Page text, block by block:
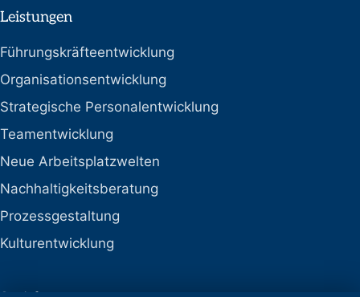
Leistungen
Führungskräfteentwicklung
Organisationsentwicklung
Strategische Personalentwicklung
Teamentwicklung
Neue Arbeitsplatzwelten
Nachhaltigkeitsberatung
Prozessgestaltung
Kulturentwicklung